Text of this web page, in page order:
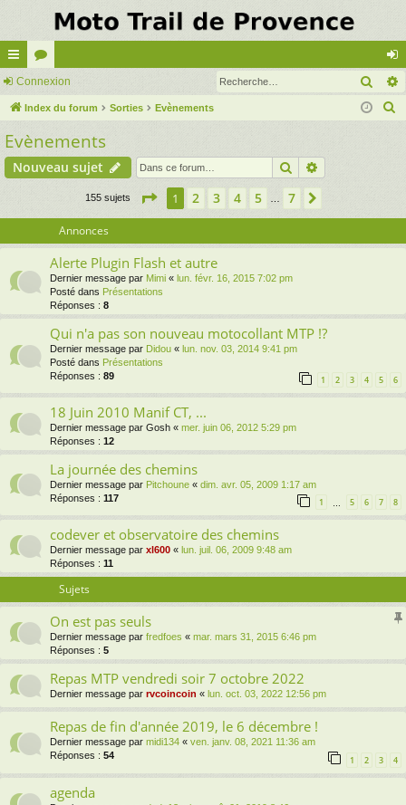
cc
ès
ra
pi
or
u
m
s
on
ne
Connexion
Index du forum Sorties Evènements
h
Evènements
Nouveau sujet Rechercher
155 sujets Page 1sur
1 2 3 4 5 7
Annonces
Alerte Plugin Flash et autre
Dernier message par Mimi « lun. févr. 16, 2015 7:02 pm
Posté dans Présentations
Réponses : 8
Qui n'a pas son nouveau motocollant MTP !?
Dernier message par Didou « lun. nov. 03, 2014 9:41 pm
Posté dans Présentations
Réponses : 89 1 2 3 4 5 6
18 Juin 2010 Manif CT, ...
Dernier message par Gosh « mer. juin 06, 2012 5:29 pm
Réponses : 12
La journée des chemins
Dernier message par Pitchoune « dim. avr. 05, 2009 1:17 am
Réponses : 117 1 … 5 6 7 8
codever et observatoire des chemins
Dernier message par xl600 « lun. juil. 06, 2009 9:48 am
Réponses : 11
Sujets
On est pas seuls
Dernier message par fredfoes « mar. mars 31, 2015 6:46 pm
Réponses : 5
Repas MTP vendredi soir 7 octobre 2022
Dernier message par rvcoincoin « lun. oct. 03, 2022 12:56 pm
Repas de fin d'année 2019, le 6 décembre !
Dernier message par midi134 « ven. janv. 08, 2021 11:36 am
Réponses : 54 1 2 3 4
agenda